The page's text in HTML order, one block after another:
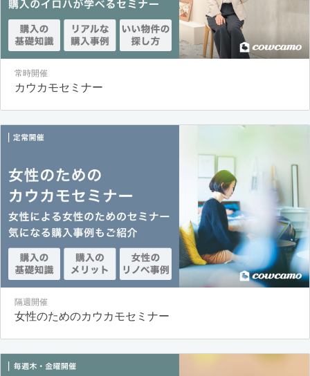
常時開催
カウカモセミナー
隔週開催
女性のためのカウカモセミナー